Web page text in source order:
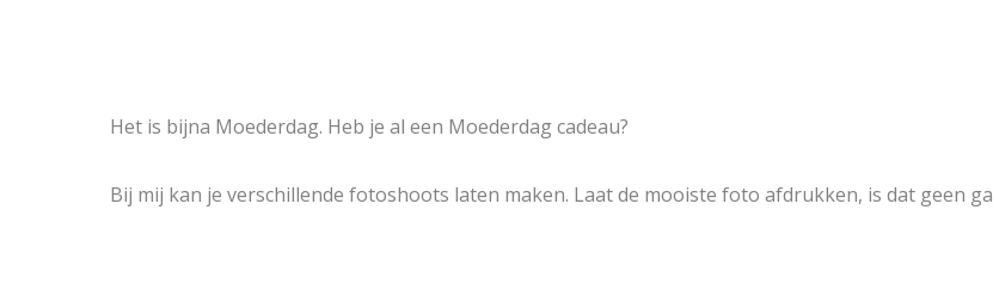
Het is bijna Moederdag. Heb je al een Moederdag cadeau?
Bij mij kan je verschillende fotoshoots laten maken. Laat de mooiste foto afdrukken, is dat geen